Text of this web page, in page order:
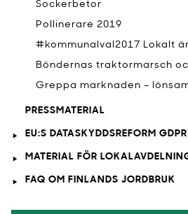
Sockerbetor
Pollinerare 2019
#kommunalval2017 Lokalt
Böndernas traktormarsch
Greppa marknaden –
PRESSMATERIAL
EU:S DATASKYDDSREFORM GDPR
MATERIAL FÖR
FAQ OM FINLANDS JORDBRUK